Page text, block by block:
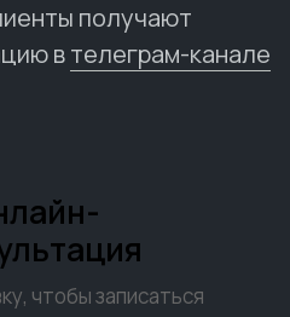
получают
втелеграм-канале
чтобы записаться